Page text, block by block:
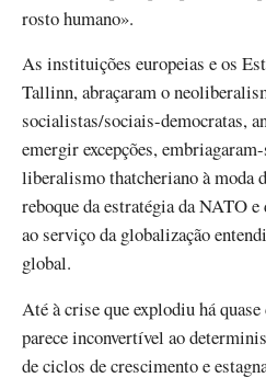
rosto humano».
As instituições europeias e os
Tallinn, abraçaram o
socialistas/sociais-democratas,
emergir excepções,
liberalismo thatcheriano à moda
reboque da estratégia da NATO
ao serviço da globalização
global.
Até à crise que explodiu há
parece inconvertível ao
de ciclos de crescimento e